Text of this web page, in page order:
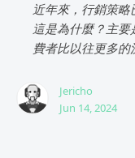
近年來，行銷策略
這是為什麼？主
費者比以往更多的
Jericho
Jun 14, 2024